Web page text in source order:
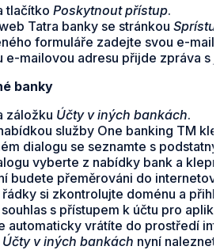
tlačítko Poskytnout přístup.
Tatra banky se stránkou
formuláře zadejte svou e-
e-mailovou adresu přijde zpráva
banky
záložku Účty v iných bankách.
služby One banking TM
dialogu se seznamte s
vyberte z nabídky bank a
budete přeměrováni do
si zkontrolujte doménu a
s přístupem k účtu pro
automaticky vrátíte do prostředí
Účty v iných bankách nyní